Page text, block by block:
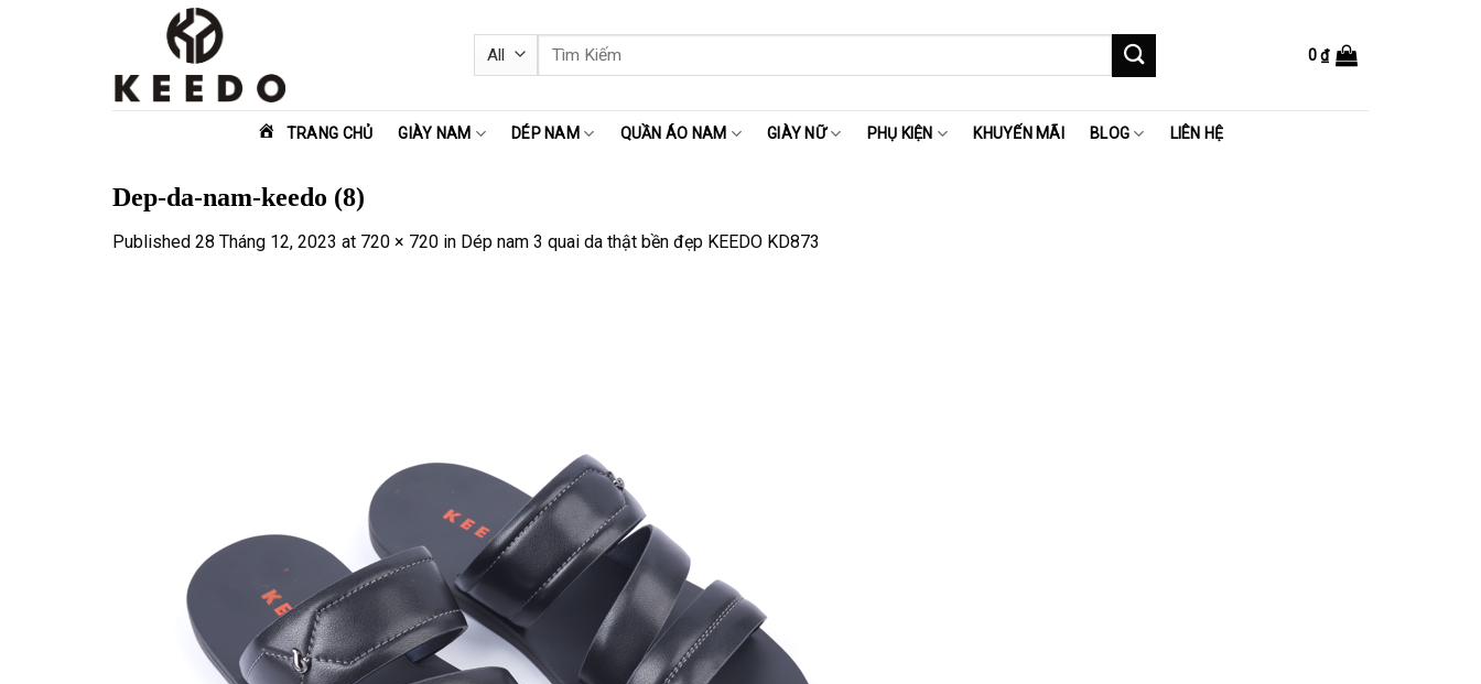
Tìm
kiếm:
0₫
TRANG CHỦ GIÀY NAM DÉP NAM QUẦN ÁO NAM GIÀY NỮ PHỤ KIỆN KHUYẾN MÃI BLOG LIÊN HỆ
Dep-da-nam-keedo (8)
Published 28 Tháng 12, 2023 at 720 × 720 in Dép nam 3 quai da thật bền đẹp KEEDO KD873